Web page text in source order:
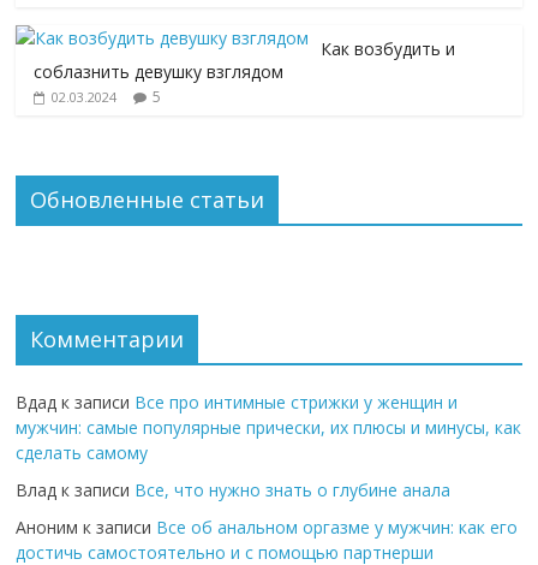
Как возбудить и
соблазнить девушку взглядом
02.03.2024 5
Обновленные статьи
Комментарии
Вдад к записи Все про интимные стрижки у женщин и
мужчин: самые популярные прически, их плюсы и минусы, как
сделать самому
Влад к записи Все, что нужно знать о глубине анала
Аноним к записи Все об анальном оргазме у мужчин: как его
достичь самостоятельно и с помощью партнерши